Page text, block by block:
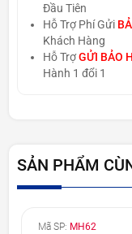
Đầu Tiên
Hỗ Trợ Phí Gửi
Khách Hàng
Hỗ TrợGỬI BẢO
Hành 1 đổi 1
SẢN PHẨM
Mã SP: MH62